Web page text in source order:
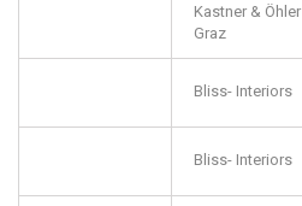
Kastner & Öhler
Graz
Bliss- Interiors
Bliss- Interiors